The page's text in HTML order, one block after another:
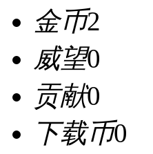
金币2
威望0
贡献0
下载币0